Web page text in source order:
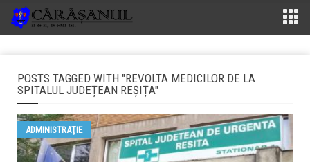
POSTS TAGGED WITH "REVOLTA MEDICILOR DE LA
SPITALUL JUDEȚEAN REȘIȚA"
ADMINISTRAŢIE